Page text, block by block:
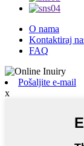
O nama
Kontaktiraj
FAQ
Pošaljite e-mail
x